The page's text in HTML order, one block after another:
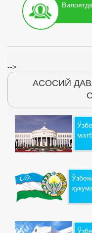
-->
АСОСИЙ